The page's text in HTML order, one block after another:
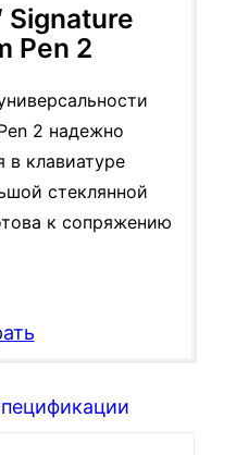
Signature
Pen 2
2 надежно
в клавиатуре
стеклянной
к сопряжению